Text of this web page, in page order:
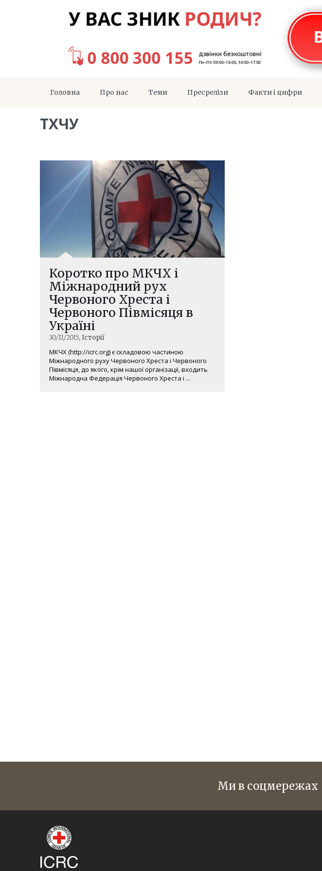
Головна Про нас Теми Пресрелізи Факти і цифри
ТХЧУ
Коротко про МКЧХ і
Міжнародний рух
Червоного Хреста і
Червоного Півмісяця в
Україні
30/11/2015, Історії
МКЧХ (http://icrc.org) є складовою частиною
Міжнародного руху Червоного Хреста і Червоного
Півмісяця, до якого, крім нашої організації, входить
Міжнародна Федерація Червоного Хреста і ...
Ми в соцмережах